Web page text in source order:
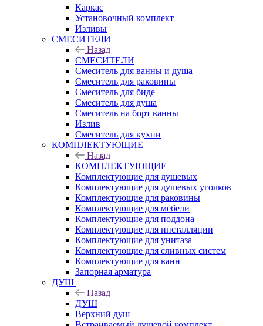
Каркас
Установочный комплект
Изливы
СМЕСИТЕЛИ
Назад
СМЕСИТЕЛИ
Смеситель для ванны и душа
Смеситель для раковины
Смеситель для биде
Смеситель для душа
Смеситель на борт ванны
Излив
Смеситель для кухни
КОМПЛЕКТУЮЩИЕ
Назад
КОМПЛЕКТУЮЩИЕ
Комплектующие для душевых
Комплектующие для душевых уголков
Комплектующие для раковины
Комплектующие для мебели
Комплектующие для поддона
Комплектующие для инсталляции
Комплектующие для унитаза
Комплектующие для сливных систем
Комплектующие для ванн
Запорная арматура
ДУШ
Назад
ДУШ
Верхний душ